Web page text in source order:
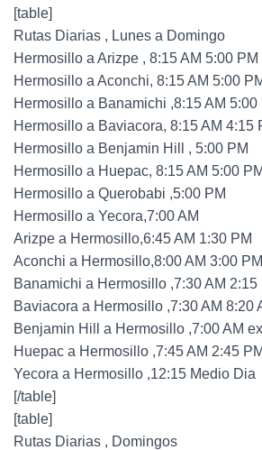
[table]
Rutas Diarias , Lunes a Domingo
Hermosillo a Arizpe , 8:15 AM 5:00 PM
Hermosillo a Aconchi, 8:15 AM 5:00
Hermosillo a Banamichi ,8:15 AM 5:00
Hermosillo a Baviacora, 8:15 AM 4:15
Hermosillo a Benjamin Hill , 5:00 PM
Hermosillo a Huepac, 8:15 AM 5:00 PM
Hermosillo a Querobabi ,5:00 PM
Hermosillo a Yecora,7:00 AM
Arizpe a Hermosillo,6:45 AM 1:30 PM
Aconchi a Hermosillo,8:00 AM 3:00 PM
Banamichi a Hermosillo ,7:30 AM 2:15
Baviacora a Hermosillo ,7:30 AM 8:20
Benjamin Hill a Hermosillo ,7:00 AM
Huepac a Hermosillo ,7:45 AM 2:45 PM
Yecora a Hermosillo ,12:15 Medio Dia
[/table]
[table]
Rutas Diarias , Domingos